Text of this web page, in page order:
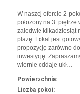
W naszej ofercie 2-
położony na 3.
zaledwie kilkadziesiąt
plażę. Lokal jest
propozycję zarówno
inwestycję.
wiernie oddaje ukł…
Powierzchnia:
Liczba pokoi: